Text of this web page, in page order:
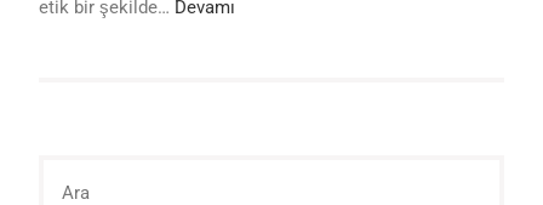
etik bir şekilde… Devamı
Ara